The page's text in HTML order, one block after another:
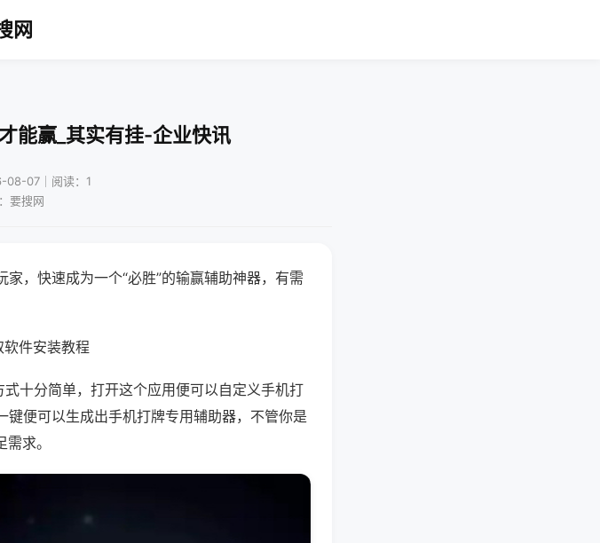
网
能赢_其实有挂-企业快讯
08-07｜阅读：1
要搜网
，快速成为一个“必胜”的输赢辅助神器，有需
件安装教程
十分简单，打开这个应用便可以自定义手机打
便可以生成出手机打牌专用辅助器，不管你是
求。